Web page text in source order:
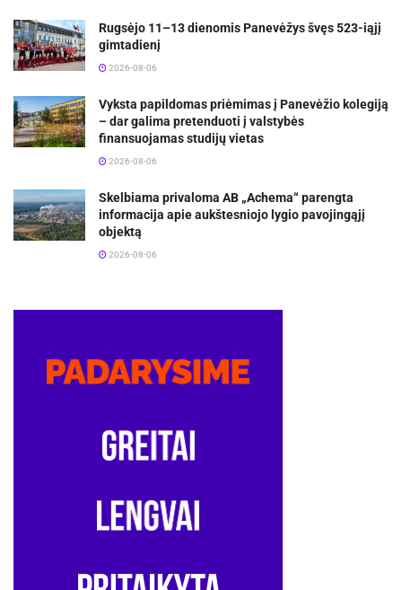
Rugsėjo 11–13 dienomis Panevėžys švęs 523-iąjį
gimtadienį
2026-08-06
Vyksta papildomas priėmimas į Panevėžio kolegiją
– dar galima pretenduoti į valstybės
finansuojamas studijų vietas
2026-08-06
Skelbiama privaloma AB „Achema“ parengta
informacija apie aukštesniojo lygio pavojingąjį
objektą
2026-08-06